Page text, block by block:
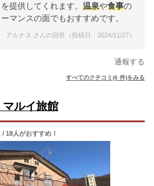
提供してくれます。 温泉や食事の
マンスの面でもおすすめです。
アルナヌ さんの回答（投稿日：2024/11/27）
通報する
すべてのクチコミ(6 件)をみる
ルイ旅館
/ 18人がおすすめ！